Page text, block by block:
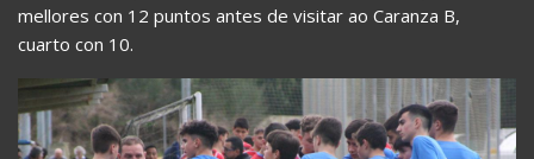
mellores con 12 puntos antes de visitar ao Caranza B,
cuarto con 10.